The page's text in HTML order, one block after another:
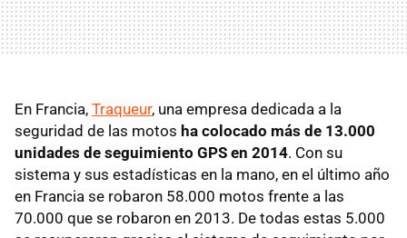
En Francia, Traqueur, una empresa dedicada a la
seguridad de las motos ha colocado más de 13.000
unidades de seguimiento GPS en 2014. Con su
sistema y sus estadísticas en la mano, en el último año
en Francia se robaron 58.000 motos frente a las
70.000 que se robaron en 2013. De todas estas 5.000